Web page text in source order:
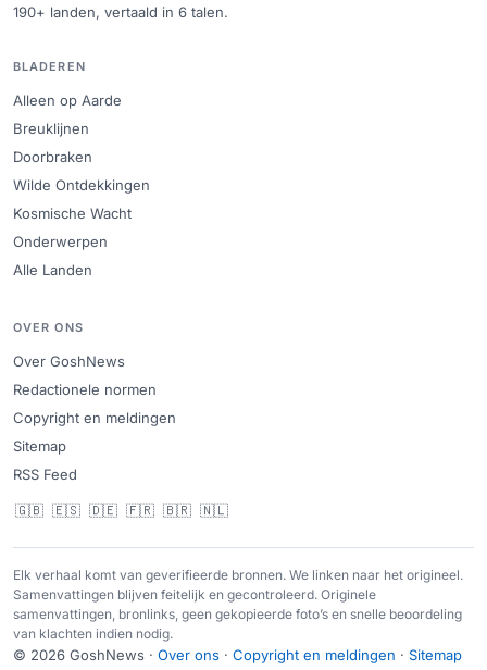
190+ landen, vertaald in 6 talen.
BLADEREN
Alleen op Aarde
Breuklijnen
Doorbraken
Wilde Ontdekkingen
Kosmische Wacht
Onderwerpen
Alle Landen
OVER ONS
Over GoshNews
Redactionele normen
Copyright en meldingen
Sitemap
RSS Feed
🇬🇧 🇪🇸 🇩🇪 🇫🇷 🇧🇷 🇳🇱
Elk verhaal komt van geverifieerde bronnen. We linken naar het origineel.
Samenvattingen blijven feitelijk en gecontroleerd. Originele
samenvattingen, bronlinks, geen gekopieerde foto’s en snelle beoordeling
van klachten indien nodig.
© 2026 GoshNews · Over ons · Copyright en meldingen · Sitemap